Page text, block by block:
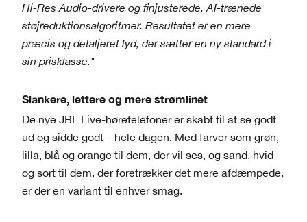
Hi-Res Audio-drivere og finjusterede, AI-trænede
støjreduktionsalgoritmer. Resultatet er en mere
præcis og detaljeret lyd, der sætter en ny standard i
sin prisklasse."
Slankere, lettere og mere strømlinet
De nye JBL Live-høretelefoner er skabt til at se godt
ud og sidde godt – hele dagen. Med farver som grøn,
lilla, blå og orange til dem, der vil ses, og sand, hvid
og sort til dem, der foretrækker det mere afdæmpede,
er der en variant til enhver smag.